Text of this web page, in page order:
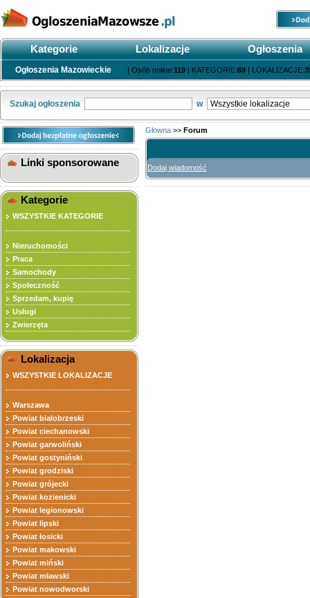
Kategorie Lokalizacje Ogłoszenia
Ogłoszenia Mazowieckie | Osób online:119 | KATEGORIE:69 | LOKALIZACJE:
Szukaj ogłoszenia w
Linki sponsorowane
Kategorie
WSZYSTKIE KATEGORIE
Nieruchomości
Praca
Samochody
Społeczność
Sprzedam, kupię
Usługi
Zwierzęta
Lokalizacja
WSZYSTKIE LOKALIZACJE
Warszawa
Powiat białobrzeski
Powiat ciechanowski
Powiat garwoliński
Powiat gostyniński
Powiat grodziski
Powiat grójecki
Powiat kozienicki
Powiat legionowski
Powiat lipski
Powiat łosicki
Powiat makowski
Powiat miński
Powiat mławski
Powiat nowodworski
Głowna >> Forum
Dodaj wiadomość